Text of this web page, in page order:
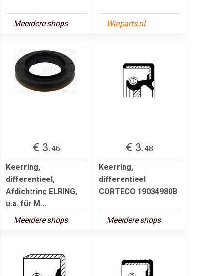
Meerdere shops Winparts.nl
€ 3.46
Keerring,
differentieel,
Afdichtring ELRING,
u.a. für M...
Meerdere shops
€ 3.48
Keerring,
differentieel
CORTECO 19034980B
Meerdere shops